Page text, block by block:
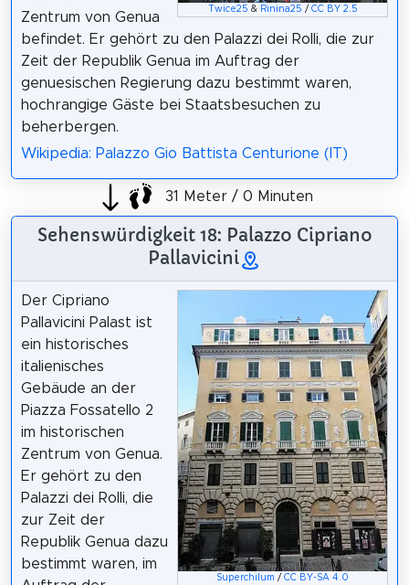
Twice25 & Rinina25 / CC BY 2.5
Zentrum von Genua
befindet. Er gehört zu den Palazzi dei Rolli, die zur
Zeit der Republik Genua im Auftrag der
genuesischen Regierung dazu bestimmt waren,
hochrangige Gäste bei Staatsbesuchen zu
beherbergen.
Wikipedia: Palazzo Gio Battista Centurione (IT)
31 Meter / 0 Minuten
Sehenswürdigkeit 18: Palazzo Cipriano
Pallavicini
Superchilum /CC BY-SA 4.0
Der Cipriano
Pallavicini Palast ist
ein historisches
italienisches
Gebäude an der
Piazza Fossatello 2
im historischen
Zentrum von Genua.
Er gehört zu den
Palazzi dei Rolli, die
zur Zeit der
Republik Genua dazu
bestimmt waren, im